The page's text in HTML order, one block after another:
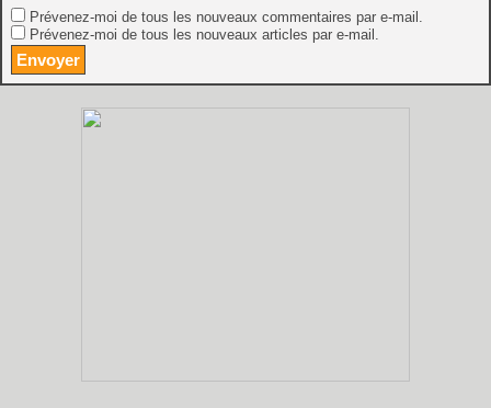
Prévenez-moi de tous les nouveaux commentaires par e-mail.
Prévenez-moi de tous les nouveaux articles par e-mail.